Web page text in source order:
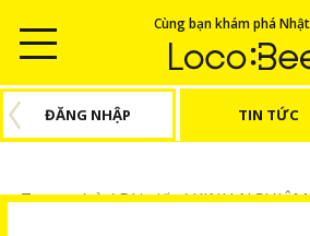
Cùng bạn khám phá
ĐĂNG NHẬP TIN TỨC
Trang chủ/Bài viết/KINH
Các mẫu câu theo